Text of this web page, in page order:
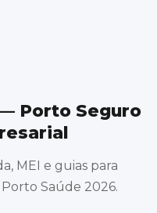
Porto Seguro
MEI e guias para
Saúde 2026.